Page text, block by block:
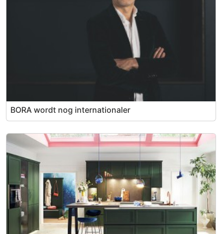
BORA wordt nog internationaler